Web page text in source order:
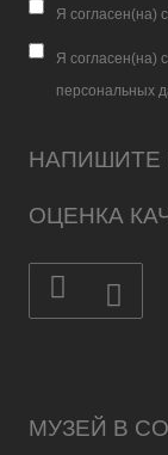
МУЗЕЙ В
Я согласен(на)
Я согласен(на)
персональных
НАПИШИТЕ
ОЦЕНКА